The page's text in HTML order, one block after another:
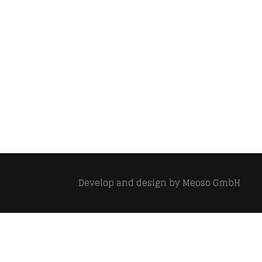
Develop and design byMeoso GmbH